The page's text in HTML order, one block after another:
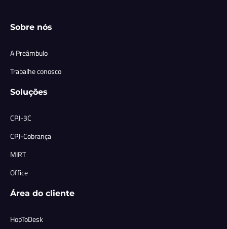
Sobre nós
A Preâmbulo
Trabalhe conosco
Soluções
CPJ-3C
CPJ-Cobrança
MIRT
Office
Área do cliente
HopToDesk